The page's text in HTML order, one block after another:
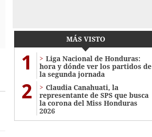
MÁS VISTO
1
Liga Nacional de Honduras:
hora y dónde ver los partidos de
la segunda jornada
2
Claudia Canahuati, la
representante de SPS que busca
la corona del Miss Honduras
2026